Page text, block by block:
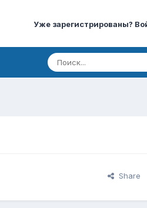
Уже зарегистрированы?
Share